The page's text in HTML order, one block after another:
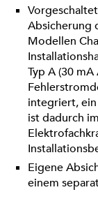
Absicherung
Modellen
Typ A (30
integriert, ein
ist dadurch
Eigene
einem